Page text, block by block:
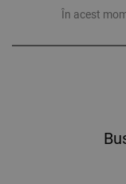
În acest